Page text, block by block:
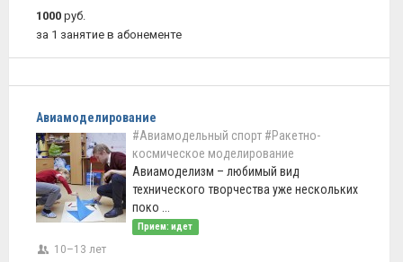
1000 руб.
за 1 занятие в абонементе
Авиамоделирование
#Авиамодельный спорт #Ракетно-
космическое моделирование
Авиамоделизм – любимый вид
технического творчества уже нескольких
поко ...
Прием: идет
10–13 лет